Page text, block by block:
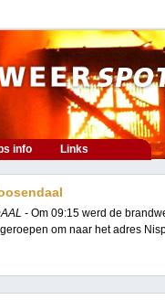
info Links
- Om 09:15 werd de
om naar het adres